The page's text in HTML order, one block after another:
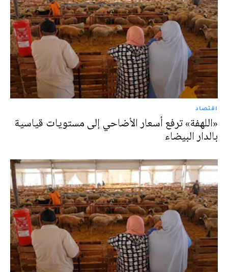
اقتصاد
«اللهفة» ترفع أسعار الأضاحي إلى مستويات قياسية
بالدار البيضاء